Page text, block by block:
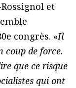
et
congrès. «Il
coup de force.
que ce risque
qui ont